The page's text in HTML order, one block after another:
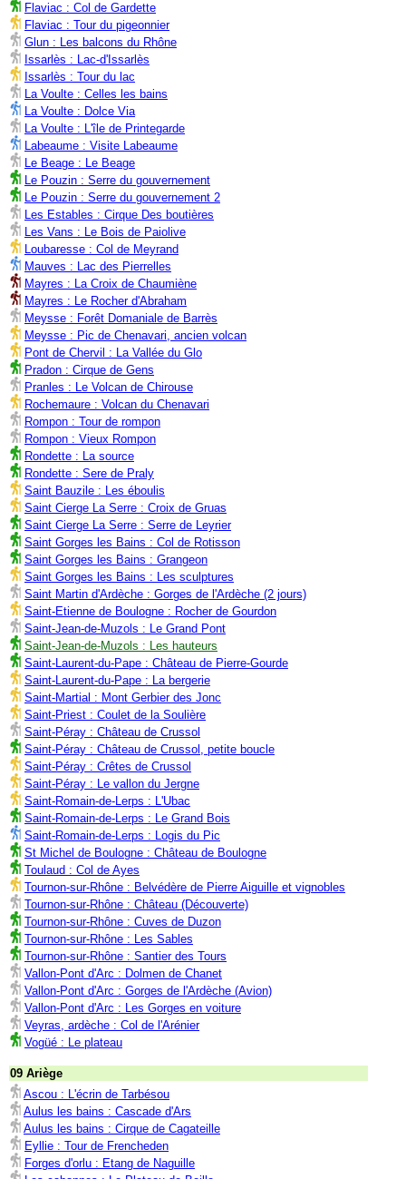
Flaviac : Col de Gardette
Flaviac : Tour du pigeonnier
Glun : Les balcons du Rhône
Issarlès : Lac-d'Issarlès
Issarlès : Tour du lac
La Voulte : Celles les bains
La Voulte : Dolce Via
La Voulte : L'île de Printegarde
Labeaume : Visite Labeaume
Le Beage : Le Beage
Le Pouzin : Serre du gouvernement
Le Pouzin : Serre du gouvernement 2
Les Estables : Cirque Des boutières
Les Vans : Le Bois de Paiolive
Loubaresse : Col de Meyrand
Mauves : Lac des Pierrelles
Mayres : La Croix de Chaumiène
Mayres : Le Rocher d'Abraham
Meysse : Forêt Domaniale de Barrès
Meysse : Pic de Chenavari, ancien volcan
Pont de Chervil : La Vallée du Glo
Pradon : Cirque de Gens
Pranles : Le Volcan de Chirouse
Rochemaure : Volcan du Chenavari
Rompon : Tour de rompon
Rompon : Vieux Rompon
Rondette : La source
Rondette : Sere de Praly
Saint Bauzile : Les éboulis
Saint Cierge La Serre : Croix de Gruas
Saint Cierge La Serre : Serre de Leyrier
Saint Gorges les Bains : Col de Rotisson
Saint Gorges les Bains : Grangeon
Saint Gorges les Bains : Les sculptures
Saint Martin d'Ardèche : Gorges de l'Ardèche (2 jours)
Saint-Etienne de Boulogne : Rocher de Gourdon
Saint-Jean-de-Muzols : Le Grand Pont
Saint-Jean-de-Muzols : Les hauteurs
Saint-Laurent-du-Pape : Château de Pierre-Gourde
Saint-Laurent-du-Pape : La bergerie
Saint-Martial : Mont Gerbier des Jonc
Saint-Priest : Coulet de la Soulière
Saint-Péray : Château de Crussol
Saint-Péray : Château de Crussol, petite boucle
Saint-Péray : Crêtes de Crussol
Saint-Péray : Le vallon du Jergne
Saint-Romain-de-Lerps : L'Ubac
Saint-Romain-de-Lerps : Le Grand Bois
Saint-Romain-de-Lerps : Logis du Pic
St Michel de Boulogne : Château de Boulogne
Toulaud : Col de Ayes
Tournon-sur-Rhône : Belvédère de Pierre Aiguille et vignobles
Tournon-sur-Rhône : Château (Découverte)
Tournon-sur-Rhône : Cuves de Duzon
Tournon-sur-Rhône : Les Sables
Tournon-sur-Rhône : Santier des Tours
Vallon-Pont d'Arc : Dolmen de Chanet
Vallon-Pont d'Arc : Gorges de l'Ardèche (Avion)
Vallon-Pont d'Arc : Les Gorges en voiture
Veyras, ardèche : Col de l'Arénier
Vogüé : Le plateau
09 Ariège
Ascou : L'écrin de Tarbésou
Aulus les bains : Cascade d'Ars
Aulus les bains : Cirque de Cagateille
Eyllie : Tour de Frencheden
Forges d'orlu : Etang de Naguille